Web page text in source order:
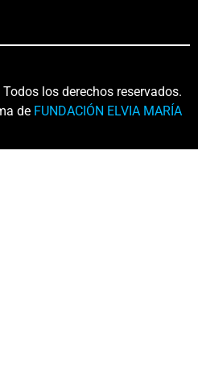
los derechos reservados.
de FUNDACIÓN ELVIA MARÍA